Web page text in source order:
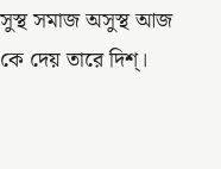
সুস্থ সমাজ অসুস্থ আজ
কে দেয় তারে দিশ্।